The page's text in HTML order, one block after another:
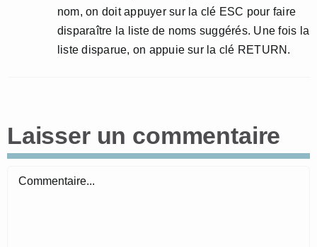
nom, on doit appuyer sur la clé ESC pour faire
disparaître la liste de noms suggérés. Une fois la
liste disparue, on appuie sur la clé RETURN.
Laisser un commentaire
Commentaire